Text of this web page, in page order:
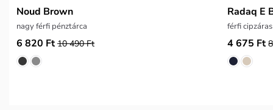
Noud Brown
nagy férfi pénztárca
6 820 Ft 10 490 Ft
Radaq E
férfi
4 675 Ft